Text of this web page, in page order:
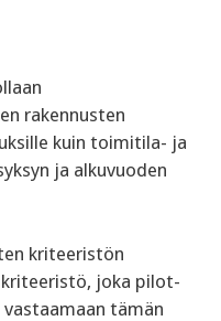
rakennusten
kuin toimitila- ja
ja alkuvuoden
kriteeristön
joka pilot-
tämän